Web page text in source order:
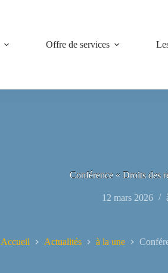
Offre de services
Conférence « Droits des
12 mars 2026
Accueil Actualités à la une